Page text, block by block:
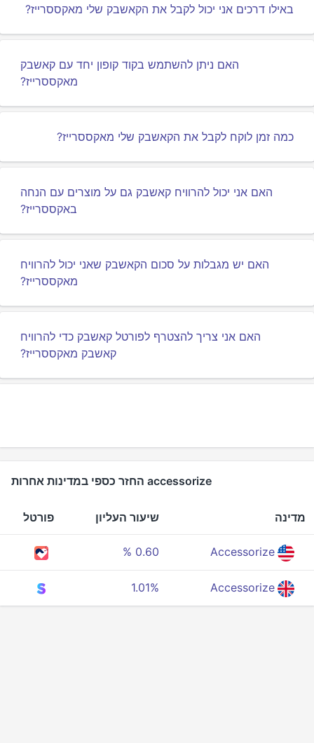
באילו דרכים אני יכול לקבל את הקאשבק שלי מאקססרייז?
האם ניתן להשתמש בקוד קופון יחד עם קאשבק
מאקססרייז?
כמה זמן לוקח לקבל את הקאשבק שלי מאקססרייז?
האם אני יכול להרוויח קאשבק גם על מוצרים עם הנחה
באקססרייז?
האם יש מגבלות על סכום הקאשבק שאני יכול להרוויח
מאקססרייז?
האם אני צריך להצטרף לפורטל קאשבק כדי להרוויח
קאשבק מאקססרייז?
accessorize החזר כספי במדינות אחרות
מדינה שיעור העליון פורטל
Accessorize
0.60 %
Accessorize
1.01%